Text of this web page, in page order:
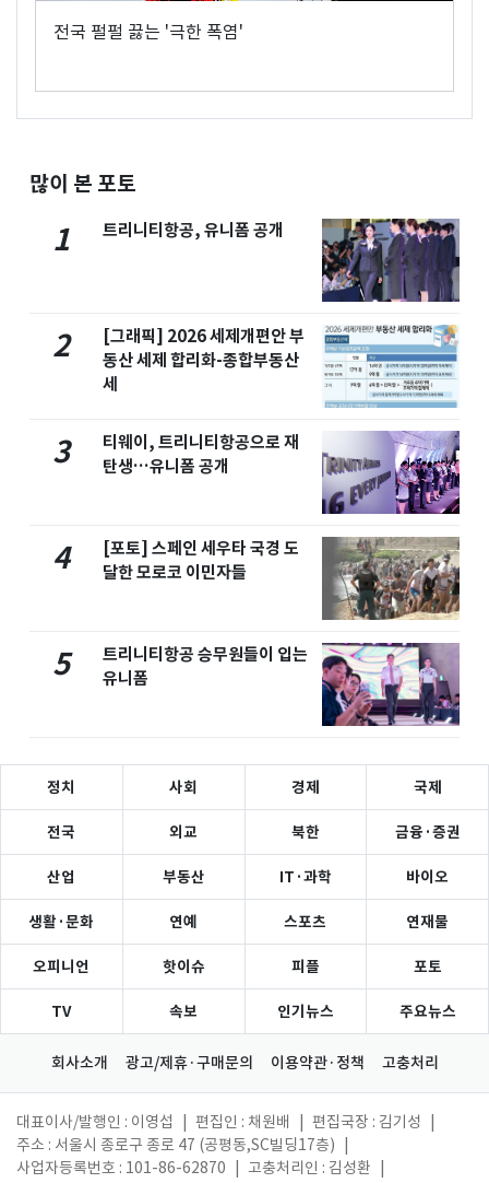
전국 펄펄 끓는 '극한 폭염'
많이 본 포토
1 트리니티항공, 유니폼 공개
2
[그래픽] 2026 세제개편안 부
동산 세제 합리화-종합부동산
세
3
티웨이, 트리니티항공으로 재
탄생…유니폼 공개
4
[포토] 스페인 세우타 국경 도
달한 모로코 이민자들
5
트리니티항공 승무원들이 입는
유니폼
정치 사회 경제 국제
전국 외교 북한 금융·증권
산업 부동산 IT·과학 바이오
생활·문화 연예 스포츠 연재물
오피니언 핫이슈 피플 포토
TV 속보 인기뉴스 주요뉴스
회사소개 광고/제휴·구매문의 이용약관·정책 고충처리
대표이사/발행인 : 이영섭 편집인 : 채원배 편집국장 : 김기성
주소 : 서울시 종로구 종로 47 (공평동,SC빌딩17층)
사업자등록번호 : 101-86-62870
고충처리인 : 김성환